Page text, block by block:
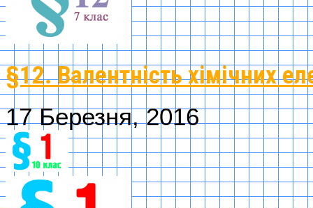
§12. Валентність хімічних
17 Березня, 2016